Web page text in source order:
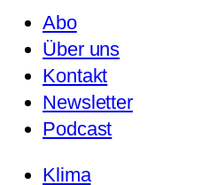
Abo
Über uns
Kontakt
Newsletter
Podcast
Klima